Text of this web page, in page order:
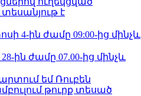
է
4-ին ժամը 09:00-ից մինչև
28-ին ժամը 07.00-ից մինչև
եմ Ռուբեն
թուրք տեսած